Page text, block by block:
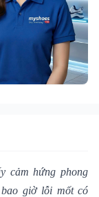
cảm hứng phong
giờ lỗi mốt có